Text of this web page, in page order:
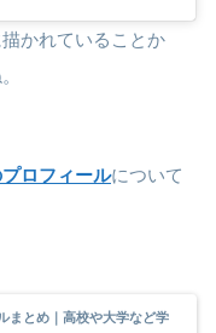
かれていることか
ロフィールについて
まとめ｜高校や大学など学